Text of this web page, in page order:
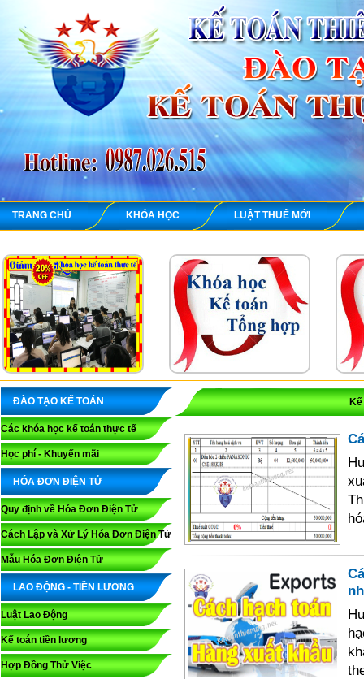
TRANG CHỦ KHÓA HỌC LUẬT THUẾ MỚI
ĐÀO TẠO KẾ TOÁN
Các khóa học kế toán thực tế
Học phí - Khuyến mãi
HÓA ĐƠN ĐIỆN TỬ
Quy định về Hóa Đơn Điện Tử
Cách Lập và Xử Lý Hóa Đơn Điện Tử
Mẫu Hóa Đơn Điện Tử
LAO ĐỘNG - TIỀN LƯƠNG
Luật Lao Động
Kế toán tiền lương
Hợp Đồng Thử Việc